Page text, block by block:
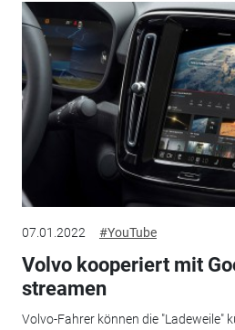
07.01.2022 #YouTube
Volvo kooperiert mit
streamen
Volvo-Fahrer können die "Ladeweile"